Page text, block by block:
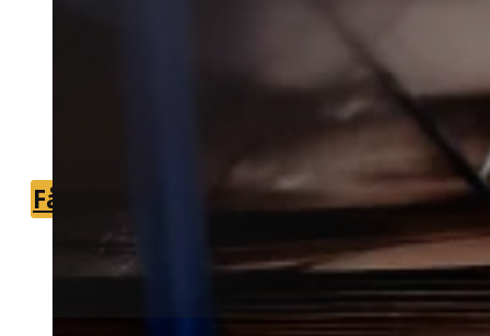
Vi forbinder dig med lokale partnere,
du hurtigt kan få den rette hjælp i
Få et tilbud +45 51 90 85 46